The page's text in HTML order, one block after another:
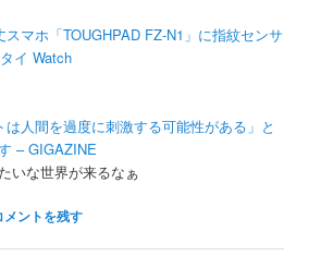
マホ「TOUGHPAD FZ-N1」に指紋センサ
イ Watch
は人間を過度に刺激する可能性がある」と
– GIGAZINE
いな世界が来るなぁ
メントを残す